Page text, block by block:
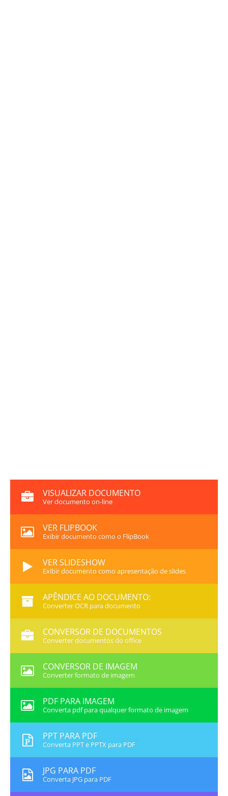
VISUALIZAR DOCUMENTO
Ver documento on-line
VER FLIPBOOK
Exibir documento como o FlipBook
VER SLIDESHOW
Exibir documento como apresentação de slides
APÊNDICE AO DOCUMENTO:
Converter OCR para documento
CONVERSOR DE DOCUMENTOS
Converter documentos do office
CONVERSOR DE IMAGEM
Converter formato de imagem
PDF PARA IMAGEM
Converta pdf para qualquer formato de imagem
PPT PARA PDF
Converta PPT e PPTX para PDF
JPG PARA PDF
Converta JPG para PDF